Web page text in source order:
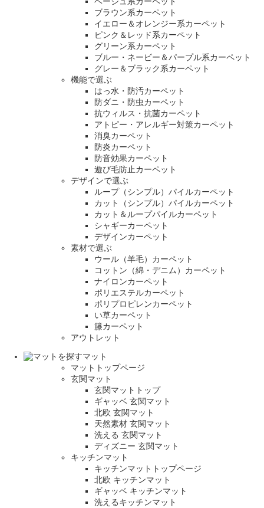
ブラウン系カーペット
イエロー＆オレンジー系カーペット
ピンク＆レッド系カーペット
グリーン系カーペット
ブルー・ネービー＆パープル系カーペット
グレー＆ブラック系カーペット
機能で選ぶ
はっ水・防汚カーペット
防ダニ・防虫カーペット
抗ウィルス・抗菌カーペット
アトピー・アレルギー対策カーペット
消臭カーペット
防炎カーペット
防音効果カーペット
遊び毛防止カーペット
デザインで選ぶ
ループ（シンプル）パイルカーペット
カット（シンプル）パイルカーペット
カット＆ループパイルカーペット
シャギーカーペット
デザインカーペット
素材で選ぶ
ウール（羊毛）カーペット
コットン（綿・デニム）カーペット
ナイロンカーペット
ポリエステルカーペット
ポリプロピレンカーペット
い草カーペット
籐カーペット
アウトレット
マット
マットトップページ
玄関マット
玄関マットトップ
ギャッベ 玄関マット
北欧 玄関マット
天然素材 玄関マット
洗える 玄関マット
ディズニー 玄関マット
キッチンマット
キッチンマットトップページ
北欧 キッチンマット
ギャッベ キッチンマット
洗えるキッチンマット